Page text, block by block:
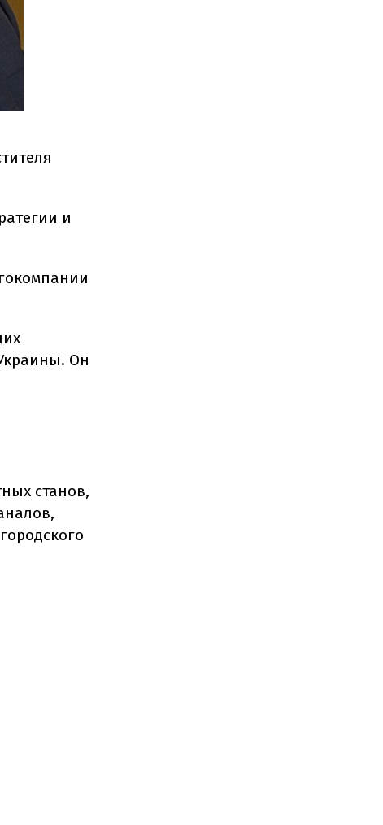
и
Он
станов,